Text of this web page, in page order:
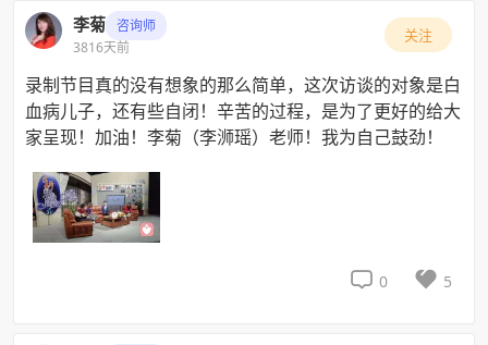
李菊
咨询师
3816天前
关注
录制节目真的没有想象的那么简单，这次访谈的对象是白
血病儿子，还有些自闭！辛苦的过程，是为了更好的给大
家呈现！加油！李菊（李浉瑶）老师！我为自己鼓劲！
 0  5